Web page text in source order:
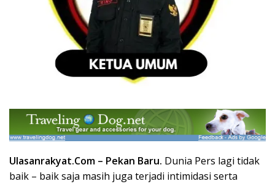
Ulasanrakyat.Com – ‎ Pekan Baru. Dunia Pers lagi tidak
baik – baik saja masih juga terjadi intimidasi serta